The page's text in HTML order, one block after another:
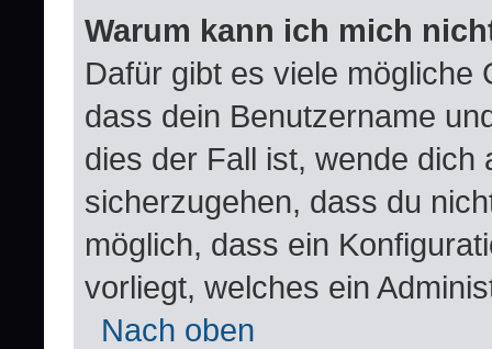
Warum kann ich mich
Dafür gibt es viele mögliche
dass dein Benutzername
dies der Fall ist, wende dich
sicherzugehen, dass du
möglich, dass ein
vorliegt, welches ein
Nach oben